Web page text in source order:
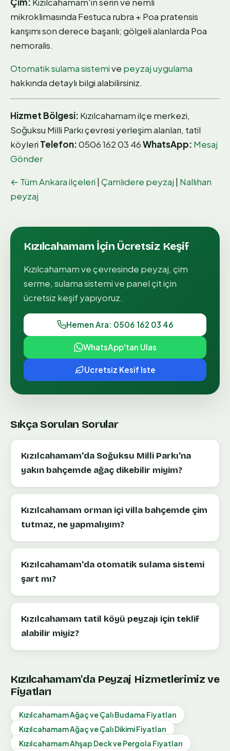
mikroklimasında Festuca rubra + Poa pratensis
karışımı son derece başarılı; gölgeli alanlarda Poa
nemoralis.
Otomatik sulama sistemive peyzaj uygulama
hakkında detaylı bilgi alabilirsiniz.
Hizmet Bölgesi: Kızılcahamam ilçe merkezi,
Soğuksu Milli Parkı çevresi yerleşim alanları, tatil
köyleri Telefon:0506 162 03 46WhatsApp: Mesaj
Gönder
← Tüm Ankara ilçeleri | Çamlıdere peyzaj | Nallıhan
peyzaj
Kızılcahamam İçin Ücretsiz Keşif
Kızılcahamamve çevresinde peyzaj, çim
serme, sulama sistemi ve panel çit için
ücretsiz keşif yapıyoruz.
Hemen Ara: 0506 162 03 46
WhatsApp'tan Ulas
Ucretsiz Kesif Iste
Sıkça Sorulan Sorular
Kızılcahamam'da Soğuksu Milli Parkı'na
yakın bahçemde ağaç dikebilir miyim?
Kızılcahamam orman içi villa bahçemde çim
tutmaz, ne yapmalıyım?
Kızılcahamam'da otomatik sulama sistemi
şart mı?
Kızılcahamam tatil köyü peyzajı için teklif
alabilir miyiz?
Kızılcahamam'da Peyzaj Hizmetlerimiz ve
Fiyatları
KızılcahamamAğaç ve Çalı Budama Fiyatları
KızılcahamamAğaç ve Çalı DikimiFiyatları
KızılcahamamAhşap Deck ve Pergola Fiyatları